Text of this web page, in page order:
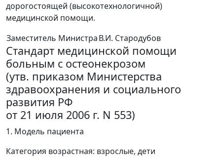
дорогостоящей (высокотехнологичной)
медицинской помощи.
Заместитель МинистраВ.И. Стародубов
Стандарт медицинской помощи
больным с остеонекрозом
(утв. приказом Министерства
здравоохранения и социального
развития РФ
от 21 июля 2006 г. N 553)
1. Модель пациента
Категория возрастная: взрослые, дети